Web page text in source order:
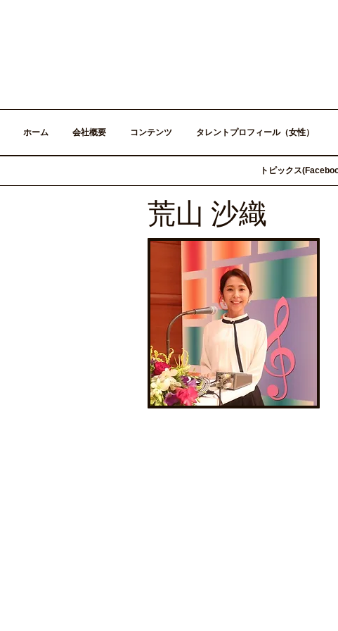
ホーム 会社概要 コンテンツ タレントプロフィール（女性）
トピックス
荒山 沙織